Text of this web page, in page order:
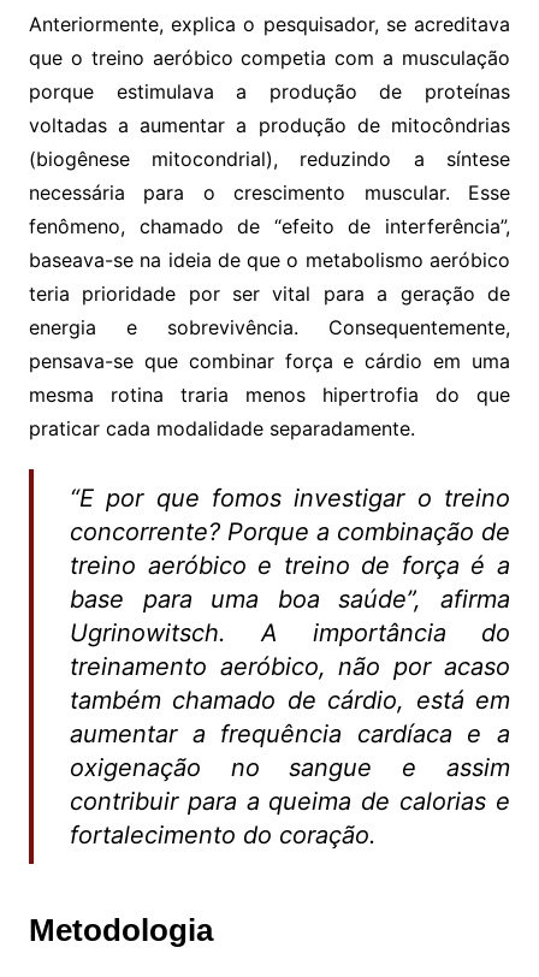
Anteriormente, explica o pesquisador, se acreditava
que o treino aeróbico competia com a musculação
porque estimulava a produção de proteínas
voltadas a aumentar a produção de mitocôndrias
(biogênese mitocondrial), reduzindo a síntese
necessária para o crescimento muscular. Esse
fenômeno, chamado de “efeito de interferência”,
baseava-se na ideia de que o metabolismo aeróbico
teria prioridade por ser vital para a geração de
energia e sobrevivência. Consequentemente,
pensava-se que combinar força e cárdio em uma
mesma rotina traria menos hipertrofia do que
praticar cada modalidade separadamente.
“E por que fomos investigar o treino
concorrente? Porque a combinação de
treino aeróbico e treino de força é a
base para uma boa saúde”, afirma
Ugrinowitsch. A importância do
treinamento aeróbico, não por acaso
também chamado de cárdio, está em
aumentar a frequência cardíaca e a
oxigenação no sangue e assim
contribuir para a queima de calorias e
fortalecimento do coração.
Metodologia